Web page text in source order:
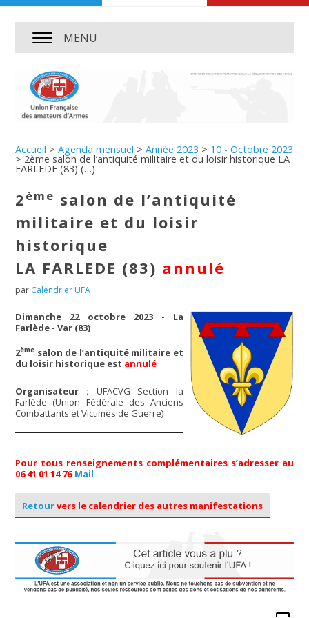
MENU
Accueil >Agenda mensuel >Année 2023 > 10 - Octobre 2023
> 2ème salon de l’antiquité militaire et du loisir historique LA
FARLEDE (83) (…)
2ème salon de l’antiquité
militaire et du loisir
historique
LA FARLEDE (83) annulé
par Calendrier UFA
Dimanche 22 octobre 2023 - La
Farlède - Var (83)
2ème salon de l’antiquité militaire et
du loisir historique est annulé
Organisateur : UFACVG Section la
Farlède (Union Fédérale des Anciens
Combattants et Victimes de Guerre)
Pour tous renseignements complémentaires s’adresser au
06 41 01 14 76-Mail
Retourvers le calendrier des autres manifestations